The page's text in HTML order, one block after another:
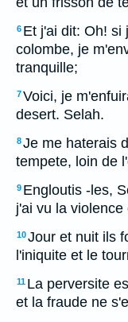
6 Et j'ai dit: Oh! si
colombe, je
tranquille;
7Voici, je
desert. Selah.
8Je me haterais
tempete, loin de
9 Engloutis -les,
j'ai vu la
10Jour et nuit ils
l'iniquite et le
11 La perversite
et la fraude ne